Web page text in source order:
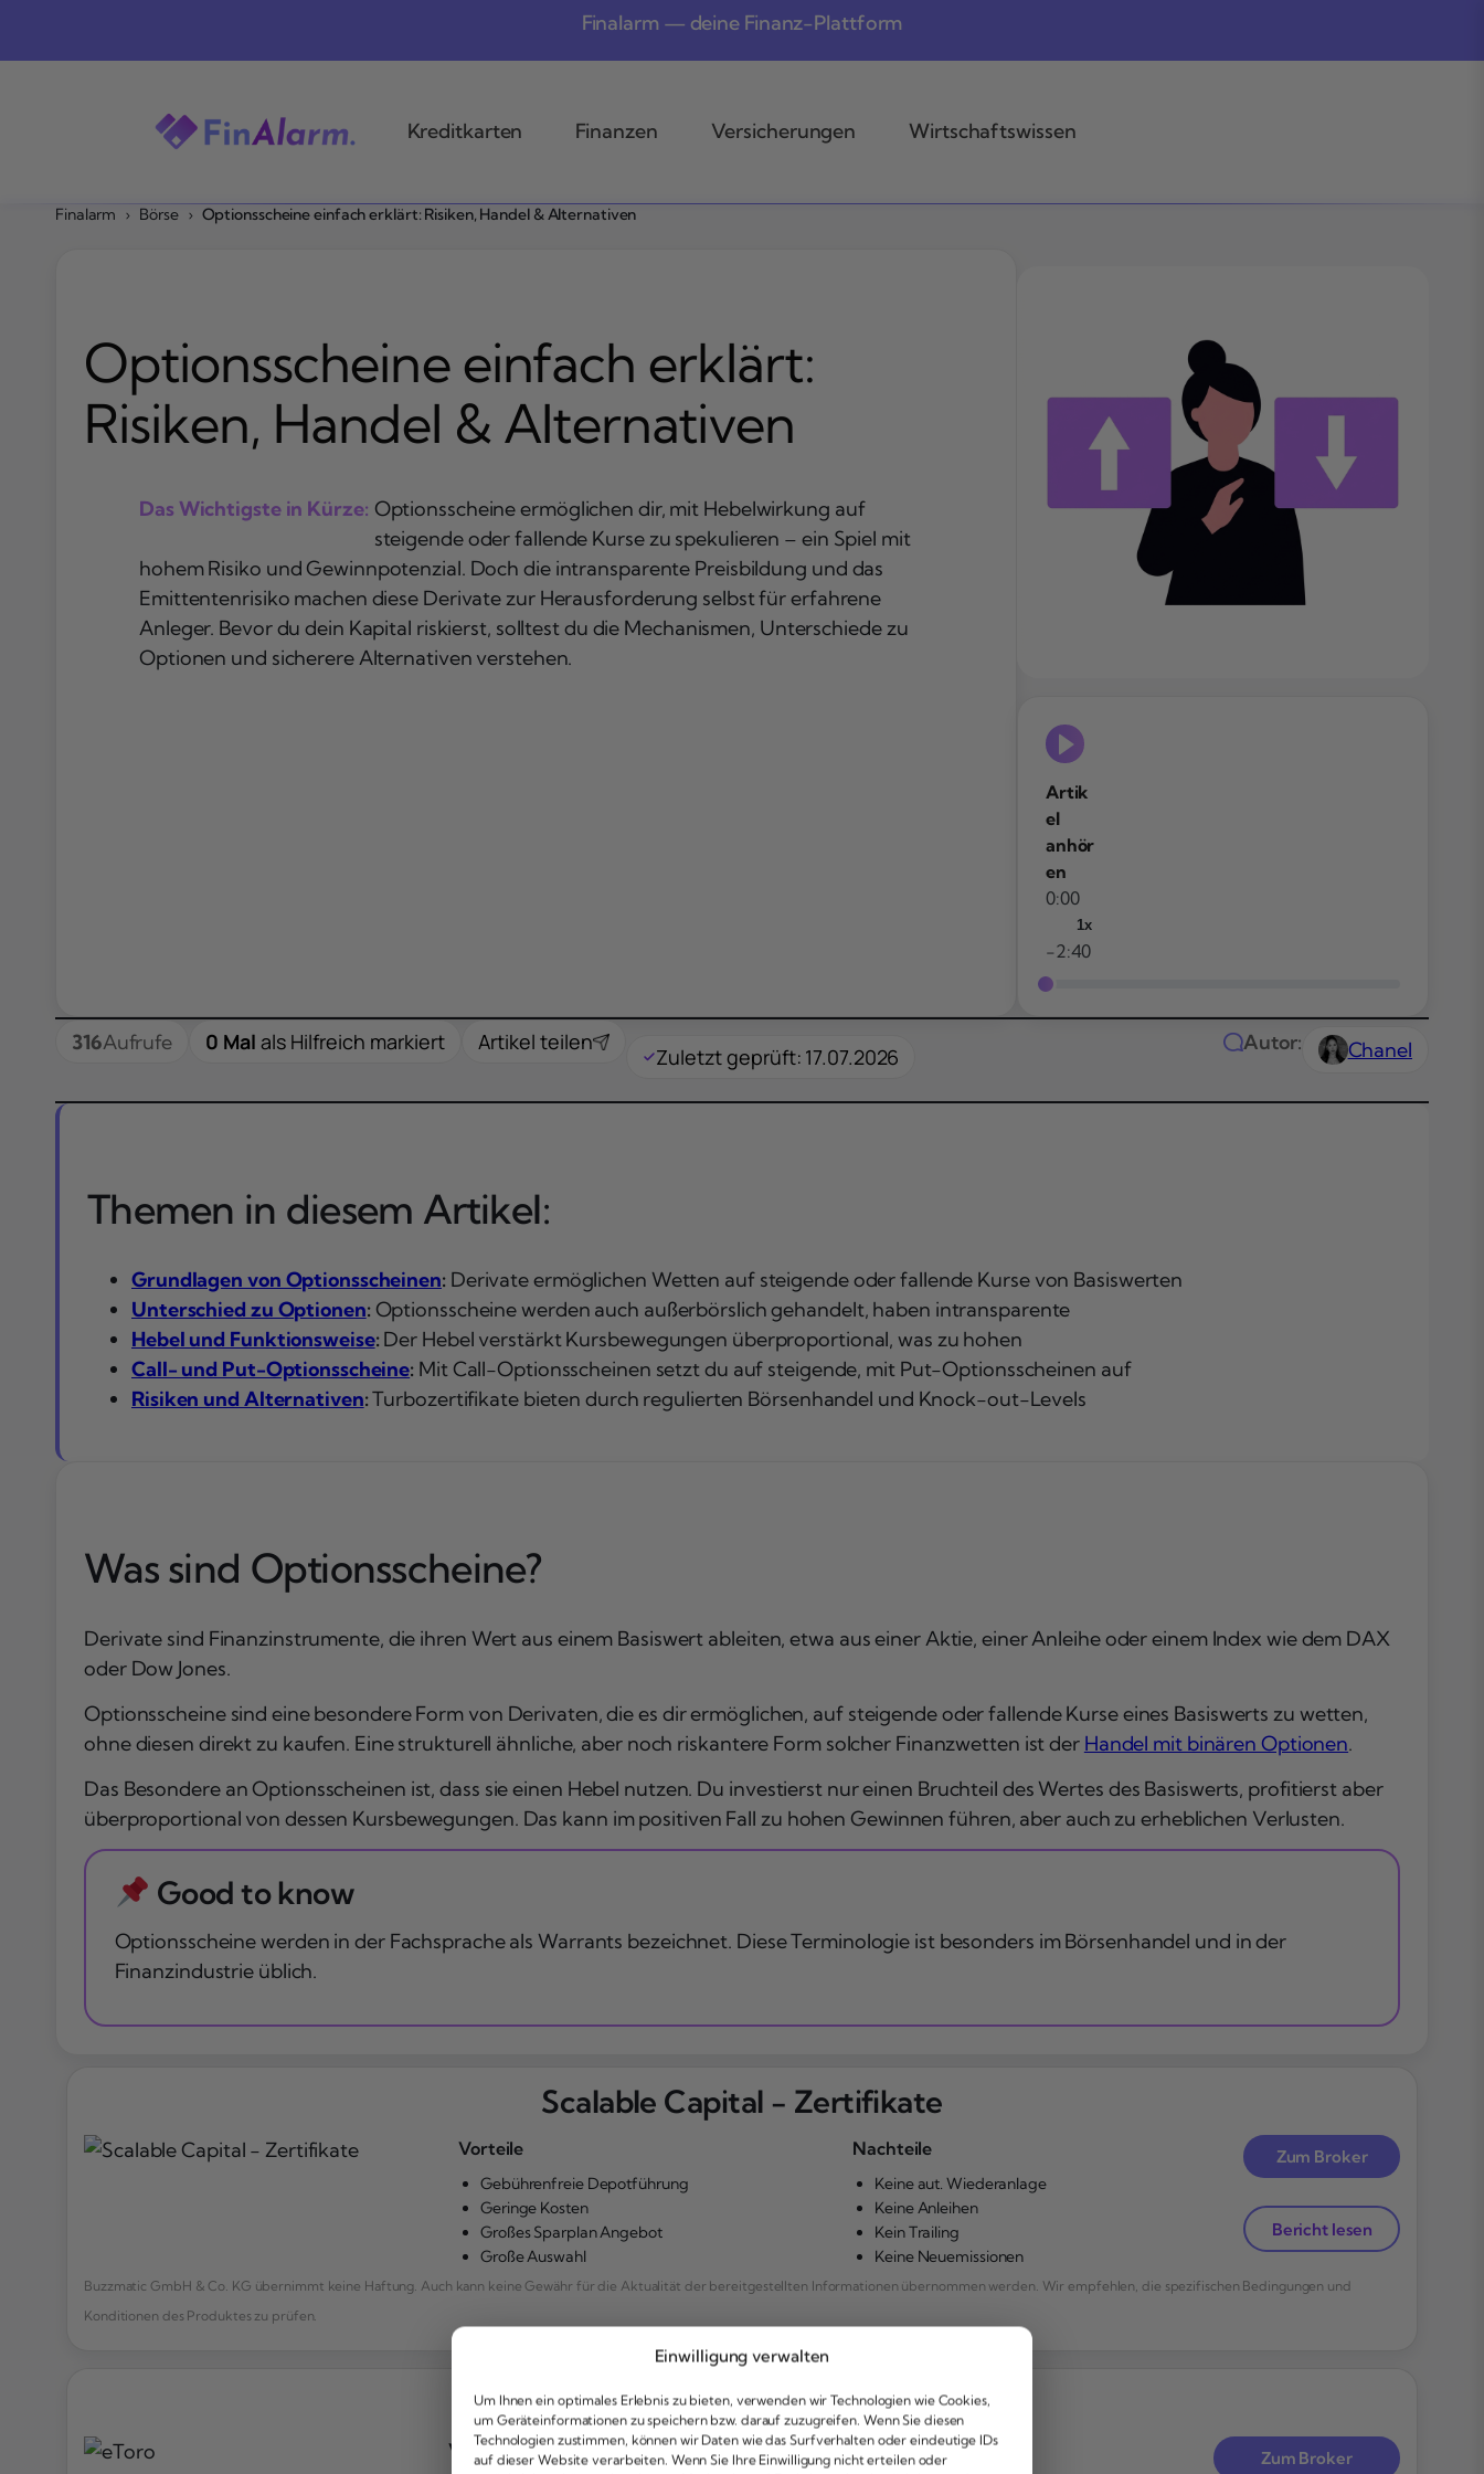
Einwilligung verwalten
Um Ihnen ein optimales Erlebnis zu bieten, verwenden wir Technologien wie Cookies,
um Geräteinformationen zu speichern bzw. darauf zuzugreifen. Wenn Sie diesen
Technologien zustimmen, können wir Daten wie das Surfverhalten oder eindeutige IDs
auf dieser Website verarbeiten. Wenn Sie Ihre Einwilligung nicht erteilen oder
springen
Finalarm — deine Finanz-Plattform
Kreditkarten Finanzen Versicherungen Wirtschaftswissen
Finalarm › Börse › Optionsscheine einfach erklärt: Risiken, Handel & Alternativen
Optionsscheine einfach erklärt:
Risiken, Handel & Alternativen
Das Wichtigste in Kürze: Optionsscheine ermöglichen dir, mit Hebelwirkung auf
steigende oder fallende Kurse zu spekulieren – ein Spiel mit
hohem Risiko und Gewinnpotenzial. Doch die intransparente Preisbildung und das
Emittentenrisiko machen diese Derivate zur Herausforderung selbst für erfahrene
Anleger. Bevor du dein Kapital riskierst, solltest du die Mechanismen, Unterschiede zu
Optionen und sicherere Alternativen verstehen.
Artik
el
anhör
en
0:00
1x
-2:40
316Aufrufe 0 Malals Hilfreich markiert Artikel teilen
Zuletzt geprüft: 17.07.2026
Autor: Chanel
Themen in diesem Artikel:
Grundlagen von Optionsscheinen:Derivate ermöglichen Wetten auf steigende oder fallende Kurse von Basiswerten
Unterschied zu Optionen:Optionsscheine werden auch außerbörslich gehandelt, haben intransparente
Hebel und Funktionsweise:Der Hebel verstärkt Kursbewegungen überproportional, was zu hohen
Call- und Put-Optionsscheine: Mit Call-Optionsscheinen setzt du auf steigende, mit Put-Optionsscheinen auf
Risiken und Alternativen:Turbozertifikate bieten durch regulierten Börsenhandel und Knock-out-Levels
Was sind Optionsscheine?
Derivate sind Finanzinstrumente, die ihren Wert aus einem Basiswert ableiten, etwa aus einer Aktie, einer Anleihe oder einem Index wie dem DAX
oder Dow Jones.
Optionsscheine sind eine besondere Form von Derivaten, die es dir ermöglichen, auf steigende oder fallende Kurse eines Basiswerts zu wetten,
ohne diesen direkt zu kaufen. Eine strukturell ähnliche, aber noch riskantere Form solcher Finanzwetten ist der Handel mit binären Optionen.
Das Besondere an Optionsscheinen ist, dass sie einen Hebel nutzen. Du investierst nur einen Bruchteil des Wertes des Basiswerts, profitierst aber
überproportional von dessen Kursbewegungen. Das kann im positiven Fall zu hohen Gewinnen führen, aber auch zu erheblichen Verlusten.
Good to know
Optionsscheine werden in der Fachsprache als Warrants bezeichnet. Diese Terminologie ist besonders im Börsenhandel und in der
Finanzindustrie üblich.
Scalable Capital - Zertifikate
Vorteile
Gebührenfreie Depotführung
Geringe Kosten
Großes Sparplan Angebot
Große Auswahl
Nachteile
Keine aut. Wiederanlage
Keine Anleihen
Kein Trailing
Keine Neuemissionen
Zum Broker
Bericht lesen
Buzzmatic GmbH & Co. KG übernimmt keine Haftung. Auch kann keine Gewähr für die Aktualität der bereitgestellten Informationen übernommen werden. Wir empfehlen, die spezifischen Bedingungen und
Konditionen des Produktes zu prüfen.
eToro
Vorteile Nachteile Zum Broker
Häufig